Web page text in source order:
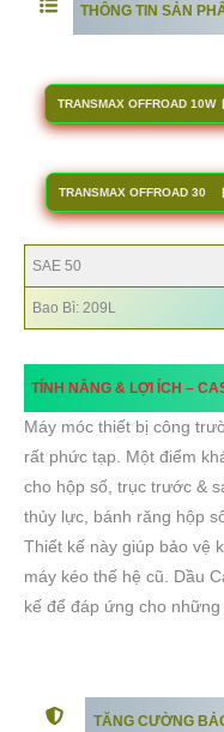
THÔNG TIN SẢN
TRANSMAX OFFROAD 10W
TRANSMAX OFFROAD 30
SAE 50
Bao Bì: 209L
TÍNH NĂNG & LỢI ÍCH –
Máy móc thiết bị công
rất phức tạp. Một điểm
cho hộp số, trục trước &
thủy lực, bánh răng hộp
Thiết kế này giúp bảo vệ
máy kéo thế hệ cũ. Dầu
kế để đáp ứng cho
TĂNG CƯỜNG